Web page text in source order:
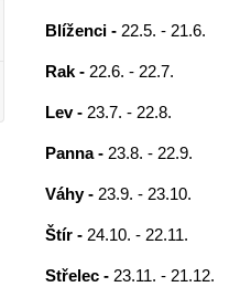
Blíženci - 22.5. - 21.6.
Rak - 22.6. - 22.7.
Lev - 23.7. - 22.8.
Panna - 23.8. - 22.9.
Váhy - 23.9. - 23.10.
Štír - 24.10. - 22.11.
Střelec - 23.11. - 21.12.